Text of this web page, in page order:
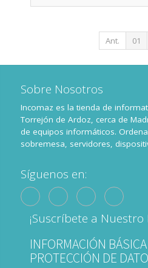
Ant. 01
Sobre Nosotros
Incomaz es la tienda de
Torrejón de Ardoz, cerca de
de equipos informáticos.
sobremesa, servidores,
Síguenos en:
¡Suscríbete a Nuestro
INFORMACIÓN
PROTECCIÓN DE